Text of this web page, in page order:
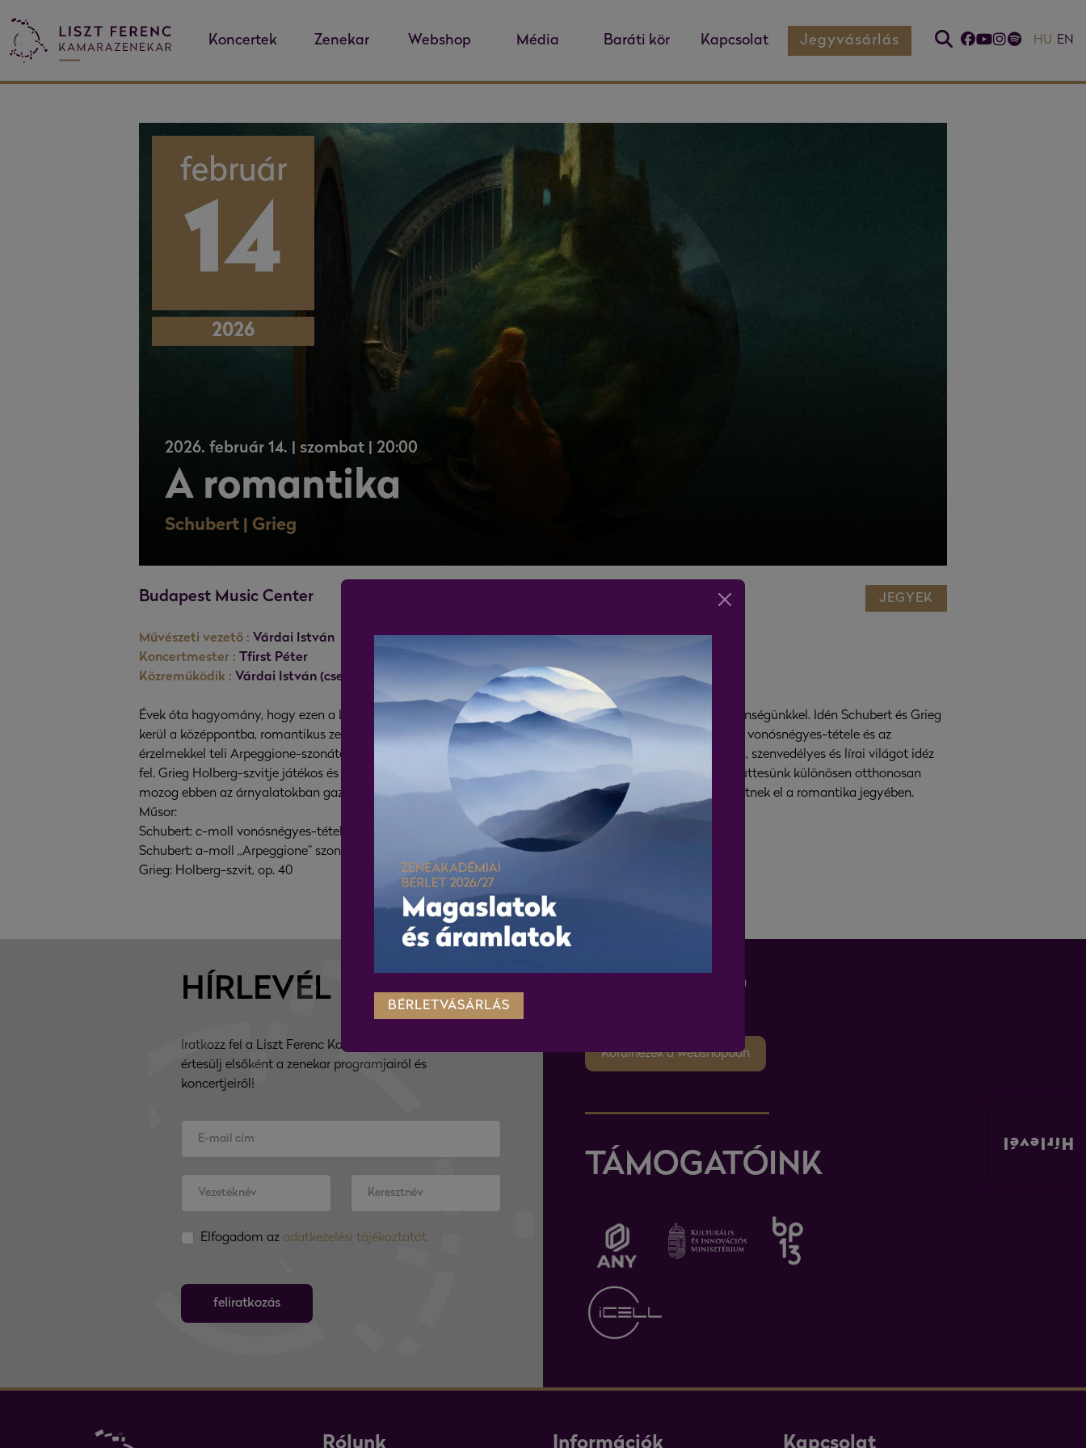
Koncertek Zenekar Webshop Média Baráti kör Kapcsolat Jegyvásárlás HU EN
február
14
2026
2026. február 14. | szombat | 20:00
A romantika
Schubert | Grieg
Budapest Music Center
Művészeti vezető : Várdai István
Koncertmester : Tfirst Péter
Közreműködik : Várdai István (cselló)
JEGYEK
Évek óta hagyomány, hogy ezen a kedves ünnepen a BMC - Budapest Music Center-ben találkozunk közönségünkkel. Idén Schubert és Grieg
kerül a középpontba, romantikus zenei képek, mégis két egészen más hangulat. Schubert torzóban maradt vonósnégyes-tétele és az
érzelmekkel teli Arpeggione-szonáta művészeti vezetőnk, Várdai István szólójával, vonószenekari átiratban, szenvedélyes és lírai világot idéz
fel. Grieg Holberg-szvitje játékos és elegáns tisztelgés a barokk formák előtt, romantikus hangzásban. Együttesünk különösen otthonosan
mozog ebben az árnyalatokban gazdag kamarazenei térben, így egy bensőséges és emelkedett órát tölthetnek el a romantika jegyében.
Műsor:
Schubert: c-moll vonósnégyes-tétel („Quartettsatz”), D 703 – vonószenekari előadásban
Schubert: a-moll „Arpeggione” szonáta, D 821 – átirat csellóra és vonószenekarra
Grieg: Holberg-szvit, op. 40
HÍRLEVÉL
Iratkozz fel a Liszt Ferenc Kamarazenekar hírlevelére és
értesülj elsőként a zenekar programjairól és
koncertjeiről!
Elfogadom az adatkezelési tájékoztatót
feliratkozás
WEBSHOP
Körülnézek a webshopban
TÁMOGATÓINK
Hírlevél
Rólunk Információk Kapcsolat
BÉRLETVÁSÁRLÁS